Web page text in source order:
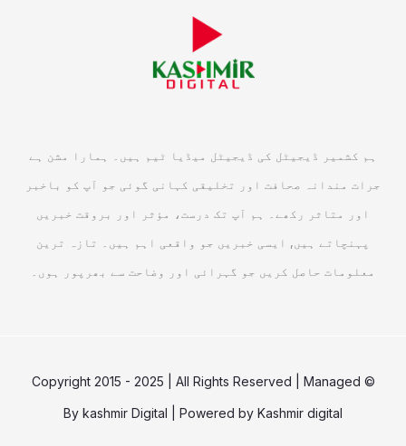
ہم کشمیر ڈیجیٹل کی ڈیجیٹل میڈیا ٹیم ہیں۔ ہمارا مشن ہے
جرات مندانہ صحافت اور تخلیقی کہانی گوئی جو آپ کو باخبر
اور متاثر رکھے۔ ہم آپ تک درست، مؤثر اور بروقت خبریں
پہنچاتے ہیں, ایسی خبریں جو واقعی اہم ہیں۔ تازہ ترین
معلومات حاصل کریں جو گہرائی اور وضاحت سے بھرپور ہوں۔
© Copyright 2015 - 2025 | All Rights Reserved | Managed
By kashmir Digital | Powered by Kashmir digital